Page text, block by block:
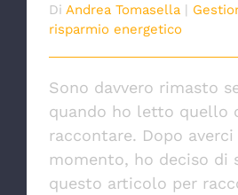
Di Andrea Tomasella |
risparmio energetico
Sono davvero rimasto
quando ho letto quello
raccontare. Dopo
momento, ho deciso di
questo articolo per